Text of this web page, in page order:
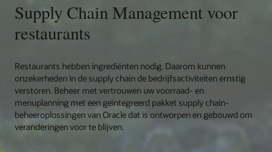
Supply Chain Management voor
restaurants
Restaurants hebben ingrediënten nodig. Daarom kunnen
onzekerheden in de supply chain de bedrijfsactiviteiten ernstig
verstoren. Beheer met vertrouwen uw voorraad- en
menuplanning met een geïntegreerd pakket supply chain-
beheeroplossingen van Oracle dat is ontworpen en gebouwd om
veranderingen voor te blijven.